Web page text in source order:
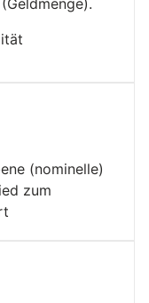
(nominelle)
zum